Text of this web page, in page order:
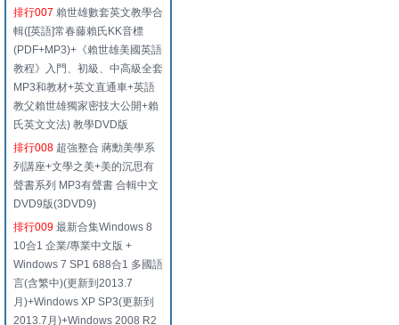
排行007 賴世雄數套英文教學合
輯([英語]常春藤賴氏KK音標
(PDF+MP3)+《賴世雄美國英語
教程》入門、初級、中高級全套
MP3和教材+英文直通車+英語
教父賴世雄獨家密技大公開+賴
氏英文文法) 教學DVD版
排行008 超強整合 蔣勳美學系
列講座+文學之美+美的沉思有
聲書系列 MP3有聲書 合輯中文
DVD9版(3DVD9)
排行009 最新合集Windows 8
10合1 企業/專業中文版 +
Windows 7 SP1 688合1 多國語
言(含繁中)(更新到2013.7
月)+Windows XP SP3(更新到
2013.7月)+Windows 2008 R2